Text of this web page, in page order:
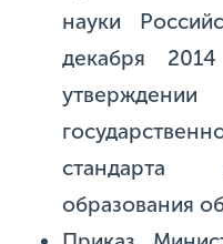
науки
декабря
стандарта
образования